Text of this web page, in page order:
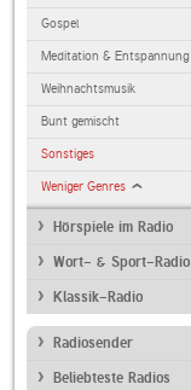
Gospel
Meditation & Entspannung
Weihnachtsmusik
Bunt gemischt
Sonstiges
Weniger Genres
Hörspiele im Radio
Wort- & Sport-Radio
Klassik-Radio
Radiosender
Beliebteste Radios
Jazz